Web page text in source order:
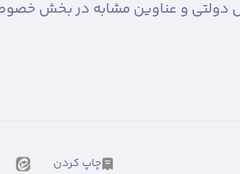
دولتی و عناوین مشابه در بخش
چاپ کردن